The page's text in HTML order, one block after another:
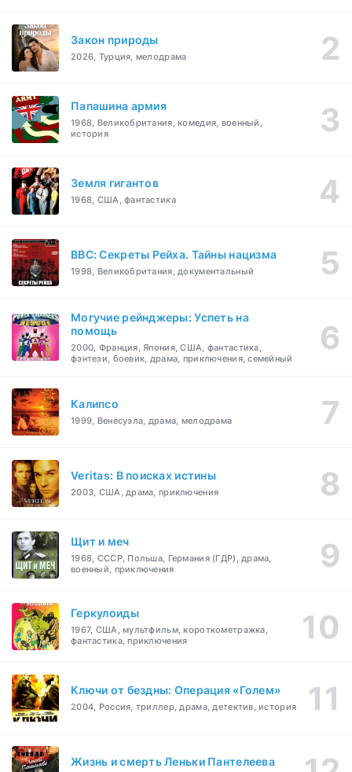
Закон природы
2026, Турция, мелодрама
Папашина армия
1968, Великобритания, комедия, военный,
история
Земля гигантов
1968, США, фантастика
BBC: Секреты Рейха. Тайны нацизма
1998, Великобритания, документальный
Могучие рейнджеры: Успеть на
помощь
2000, Франция, Япония, США, фантастика,
фэнтези, боевик, драма, приключения, семейный
Калипсо
1999, Венесуэла, драма, мелодрама
Veritas: В поисках истины
2003, США, драма, приключения
Щит и меч
1968, СССР, Польша, Германия (ГДР), драма,
военный, приключения
Геркулоиды
1967, США, мультфильм, короткометражка,
фантастика, приключения
Ключи от бездны: Операция «Голем»
2004, Россия, триллер, драма, детектив, история
Жизнь и смерть Леньки Пантелеева